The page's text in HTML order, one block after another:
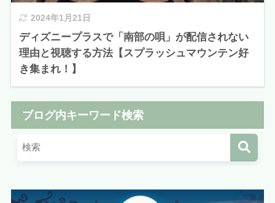
2024年1月21日
ディズニープラスで「南部の唄」が配信されない
理由と視聴する方法【スプラッシュマウンテン好
き集まれ！】
ブログ内キーワード検索